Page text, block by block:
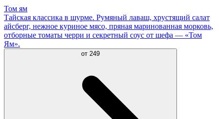
Том ям
Тайская классика в шурме. Румяный лаваш, хрустящий салат
айсберг, нежное куриное мясо, пряная маринованная морковь,
отборные томаты черри и секретный соус от шефа — «Том
Ям».
от 249